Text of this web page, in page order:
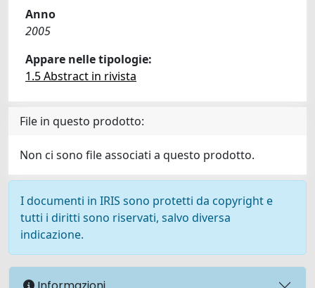
Anno
2005
Appare nelle tipologie:
1.5 Abstract in rivista
File in questo prodotto:
Non ci sono file associati a questo prodotto.
I documenti in IRIS sono protetti da copyright e
tutti i diritti sono riservati, salvo diversa
indicazione.